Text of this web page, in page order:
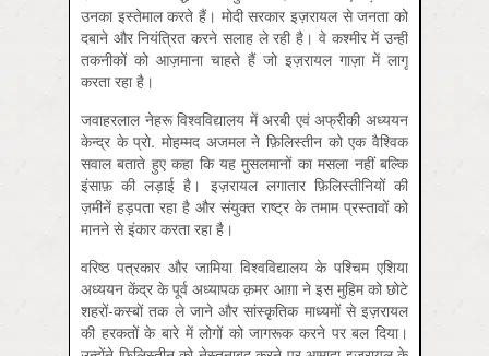
उनका इस्‍तेमाल करते हैं। मोदी सरकार इज़रायल से जनता को
दबाने और नियंत्रित करने सलाह ले रही है। वे कश्मीर में उन्‍हीं
तकनीकों को आज़माना चाहते हैं जो इज़रायल गाज़ा में लागू
करता रहा है।
जवाहरलाल नेहरू विश्वविद्यालय में अरबी एवं अफ्रीकी अध्ययन
केन्‍द्र के प्रो. मोहम्मद अजमल ने फ़ि‍लिस्तीन को एक वैश्विक
सवाल बताते हुए कहा कि यह मुसलमानों का मसला नहीं बल्कि
इंसाफ़ की लड़ाई है। इज़रायल लगातार फ़ि‍लिस्तीनियों की
ज़मीनें हड़पता रहा है और संयुक्त राष्‍ट्र के तमाम प्रस्तावों को
मानने से इंकार करता रहा है।
वरिष्ठ पत्रकार और जामिया विश्वविद्यालय के पश्चिम एशिया
अध्‍ययन केंद्र के पूर्व अध्यापक क़मर आग़ा ने इस मुहिम को छोटे
शहरों-कस्बों तक ले जाने और सांस्‍कृतिक माध्यमों से इज़रायल
की हरकतों के बारे में लोगों को जागरूक करने पर बल दिया।